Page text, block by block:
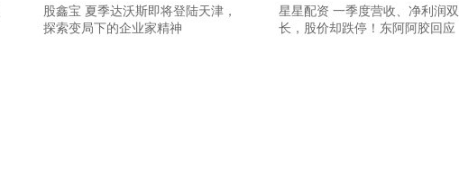
股鑫宝 夏季达沃斯即将登陆天津，
探索变局下的企业家精神
星星配资 一季度营收、净利润
长，股价却跌停！东阿阿胶回应